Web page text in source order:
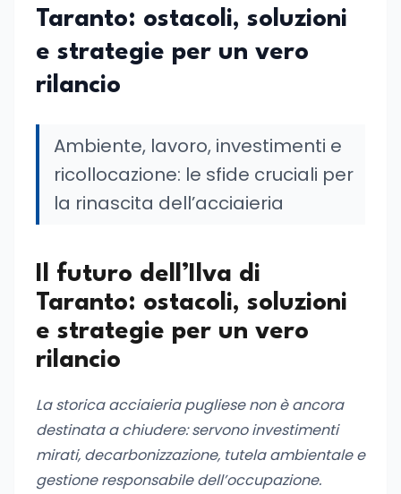
Taranto: ostacoli, soluzioni
e strategie per un vero
rilancio
Ambiente, lavoro, investimenti e
ricollocazione: le sfide cruciali per
la rinascita dell’acciaieria
Il futuro dell’Ilva di
Taranto: ostacoli, soluzioni
e strategie per un vero
rilancio
La storica acciaieria pugliese non è ancora
destinata a chiudere: servono investimenti
mirati, decarbonizzazione, tutela ambientale e
gestione responsabile dell’occupazione.